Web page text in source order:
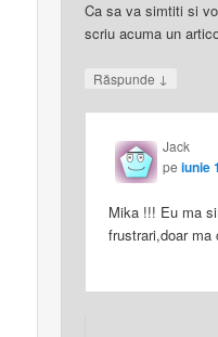
Ca sa va simtiti si
scriu acuma un
Răspunde ↓
Jack
peiunie
Mika !!! Eu ma
frustrari,doar ma